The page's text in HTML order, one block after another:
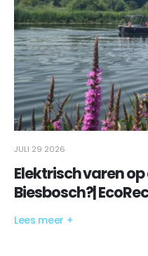
JULI 29 2026
Elektrisch varen op
Biesbosch?|
Lees meer +